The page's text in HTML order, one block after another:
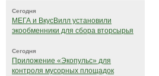
Сегодня
МЕГА и ВкусВилл установили
экообменники для сбора вторсырья
Сегодня
Приложение «Экопульс» для
контроля мусорных площадок